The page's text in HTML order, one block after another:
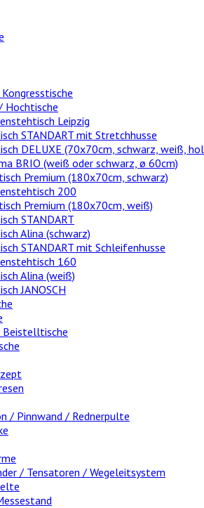
Hochtische
Leipzig
STANDART mit Stretchhusse
DELUXE (70x70cm, schwarz, weiß,
BRIO (weiß oder schwarz, ø 60cm)
Premium (180x70cm, schwarz)
200
Premium (180x70cm, weiß)
STANDART
Alina (schwarz)
STANDART mit Schleifenhusse
160
Alina (weiß)
JANOSCH
Beistelltische
/ Pinnwand / Rednerpulte
/ Tensatoren / Wegeleitsystem